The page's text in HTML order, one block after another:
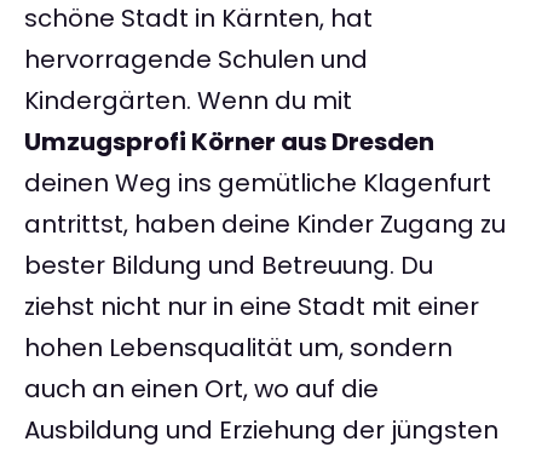
schöne Stadt in Kärnten, hat
hervorragende Schulen und
Kindergärten. Wenn du mit
Umzugsprofi Körner aus Dresden
deinen Weg ins gemütliche Klagenfurt
antrittst, haben deine Kinder Zugang zu
bester Bildung und Betreuung. Du
ziehst nicht nur in eine Stadt mit einer
hohen Lebensqualität um, sondern
auch an einen Ort, wo auf die
Ausbildung und Erziehung der jüngsten